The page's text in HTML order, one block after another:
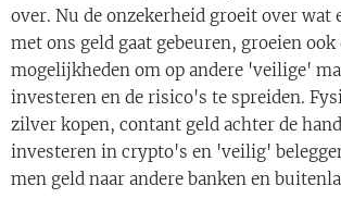
over. Nu de onzekerheid groeit over wat
met ons geld gaat gebeuren, groeien ook
mogelijkheden om op andere 'veilige'
investeren en de risico's te spreiden.
zilver kopen, contant geld achter de
investeren in crypto's en 'veilig'
men geld naar andere banken en